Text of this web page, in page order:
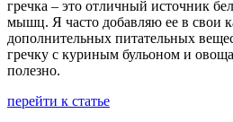
гречка – это отличный источник
мышц. Я часто добавляю ее в свои
дополнительных питательных
гречку с куриным бульоном и
полезно.
перейти к статье